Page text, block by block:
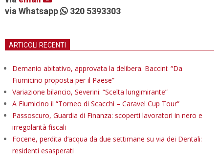
via Whatsapp
320 5393303
ARTICOLI RECENTI
Demanio abitativo, approvata la delibera. Baccini: “Da
Fiumicino proposta per il Paese”
Variazione bilancio, Severini: “Scelta lungimirante”
A Fiumicino il “Torneo di Scacchi – Caravel Cup Tour”
Passoscuro, Guardia di Finanza: scoperti lavoratori in nero e
irregolarità fiscali
Focene, perdita d’acqua da due settimane su via dei Dentali:
residenti esasperati